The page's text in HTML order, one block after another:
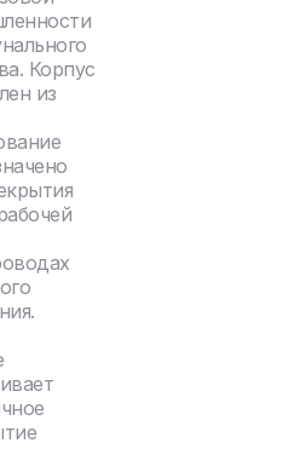
Корпус
из